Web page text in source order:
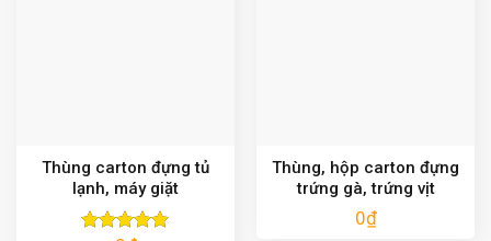
Thùng carton đựng tủ
lạnh, máy giặt
Thùng, hộp carton đựng
trứng gà, trứng vịt
0₫